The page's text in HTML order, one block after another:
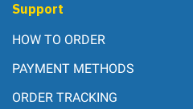
Support
HOW TO ORDER
PAYMENT METHODS
ORDER TRACKING